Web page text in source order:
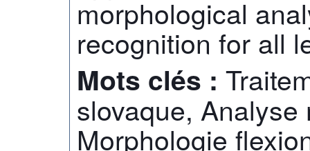
morphological
recognition for all
Mots clés :
slovaque,
Morphologie